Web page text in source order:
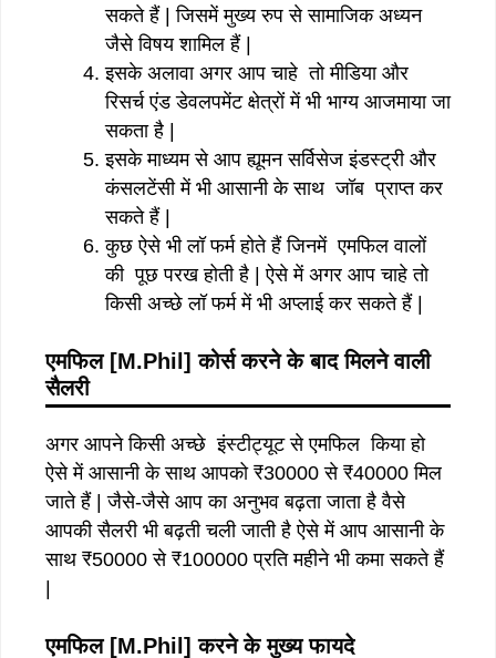
सकते हैं | जिसमें मुख्य रुप से सामाजिक अध्यन
जैसे विषय शामिल हैं |
इसके अलावा अगर आप चाहे तो मीडिया और
रिसर्च एंड डेवलपमेंट क्षेत्रों में भी भाग्य आजमाया जा
सकता है |
इसके माध्यम से आप ह्यूमन सर्विसेज इंडस्ट्री और
कंसलटेंसी में भी आसानी के साथ जॉब प्राप्त कर
सकते हैं |
कुछ ऐसे भी लॉ फर्म होते हैं जिनमें एमफिल वालों
की पूछ परख होती है | ऐसे में अगर आप चाहे तो
किसी अच्छे लॉ फर्म में भी अप्लाई कर सकते हैं |
एमफिल [M.Phil] कोर्स करने के बाद मिलने वाली
सैलरी
अगर आपने किसी अच्छे इंस्टीट्यूट से एमफिल किया हो
ऐसे में आसानी के साथ आपको ₹30000 से ₹40000 मिल
जाते हैं | जैसे-जैसे आप का अनुभव बढ़ता जाता है वैसे
आपकी सैलरी भी बढ़ती चली जाती है ऐसे में आप आसानी के
साथ ₹50000 से ₹100000 प्रति महीने भी कमा सकते हैं
|
एमफिल[M.Phil]करने के मुख्य फायदे